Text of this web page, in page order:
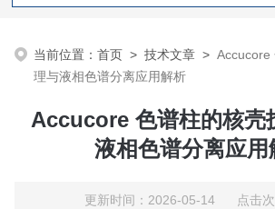
当前位置：首页 >技术文章 >Accucore
理与液相色谱分离应用解析
Accucore 色谱柱的核壳
液相色谱分离应用
更新时间：2026-05-14 点击次